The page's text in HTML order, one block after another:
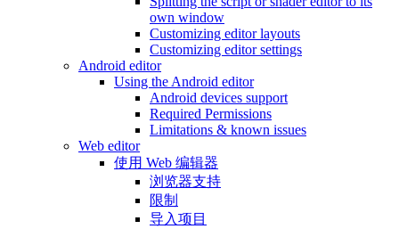
own window
Customizing editor layouts
Customizing editor settings
Android editor
Using the Android editor
Android devices support
Required Permissions
Limitations & known issues
Web editor
使用 Web 编辑器
浏览器支持
限制
导入项目